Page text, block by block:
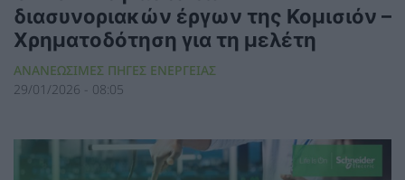
διασυνοριακών έργων της Κομισιόν –
Χρηματοδότηση για τη μελέτη
ΑΝΑΝΕΩΣΙΜΕΣ ΠΗΓΕΣ ΕΝΕΡΓΕΙΑΣ
29/01/2026 - 08:05